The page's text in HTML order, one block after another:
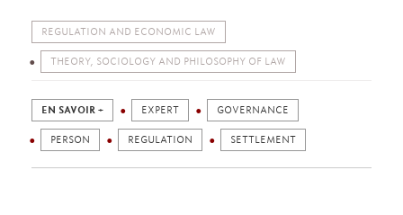
REGULATION AND ECONOMIC LAW
THEORY, SOCIOLOGY AND PHILOSOPHY OF LAW
EN SAVOIR + EXPERT GOVERNANCE
PERSON REGULATION SETTLEMENT